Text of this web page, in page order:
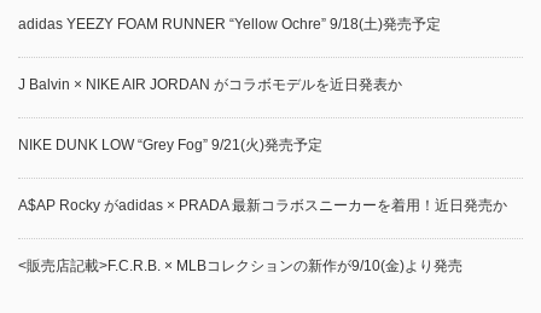
adidas YEEZY FOAM RUNNER “Yellow Ochre” 9/18(土)発売予定
J Balvin × NIKE AIR JORDAN がコラボモデルを近日発表か
NIKE DUNK LOW “Grey Fog” 9/21(火)発売予定
A$AP Rocky がadidas × PRADA 最新コラボスニーカーを着用！近日発売か
<販売店記載>F.C.R.B. × MLBコレクションの新作が9/10(金)より発売